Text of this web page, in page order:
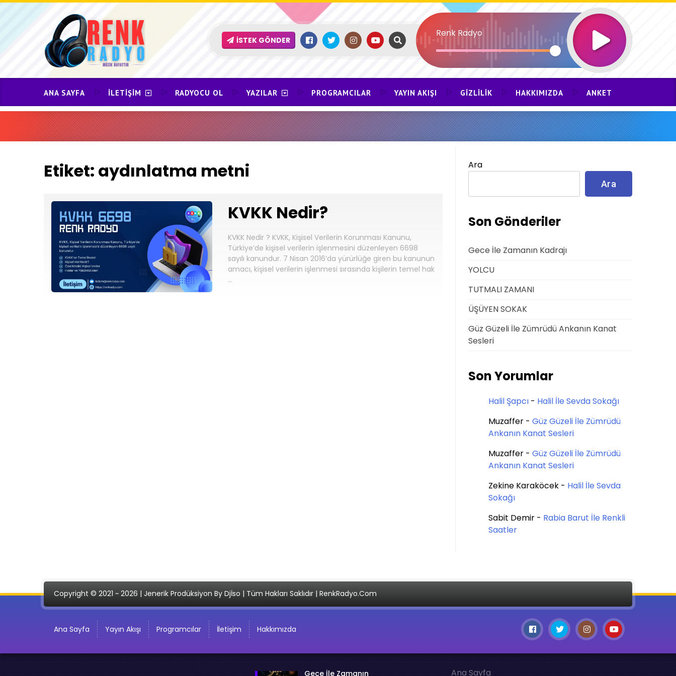
Skip
content
İSTEK GÖNDER
Renk Radyo
ANA SAYFA İLETIŞIM RADYOCU OL YAZILAR PROGRAMCILAR YAYIN AKIŞI GIZLILIK HAKKIMIZDA ANKET
Etiket: aydınlatma metni
KVKK Nedir?
KVKK Nedir ? KVKK, Kişisel Verilerin Korunması Kanunu,
Türkiye’de kişisel verilerin işlenmesini düzenleyen 6698
sayılı kanundur. 7 Nisan 2016’da yürürlüğe giren bu kanunun
amacı, kişisel verilerin işlenmesi sırasında kişilerin temel hak
…
Ara
Ara
Son Gönderiler
Gece İle Zamanın Kadrajı
YOLCU
TUTMALI ZAMANI
ÜŞÜYEN SOKAK
Güz Güzeli İle Zümrüdü Ankanın Kanat
Sesleri
Son Yorumlar
Halil Şapcı - Halil İle Sevda Sokağı
Muzaffer - Güz Güzeli İle Zümrüdü
Ankanın Kanat Sesleri
Muzaffer - Güz Güzeli İle Zümrüdü
Ankanın Kanat Sesleri
Zekine Karaköcek - Halil İle Sevda
Sokağı
Sabit Demir - Rabia Barut İle Renkli
Saatler
Copyright © 2021 ~ 2026 | Jenerik Prodüksiyon By Djİso | Tüm Hakları Saklıdır | RenkRadyo.Com
Ana Sayfa Yayın Akışı Programcılar İletişim Hakkımızda
Gece İle Zamanın Ana Sayfa